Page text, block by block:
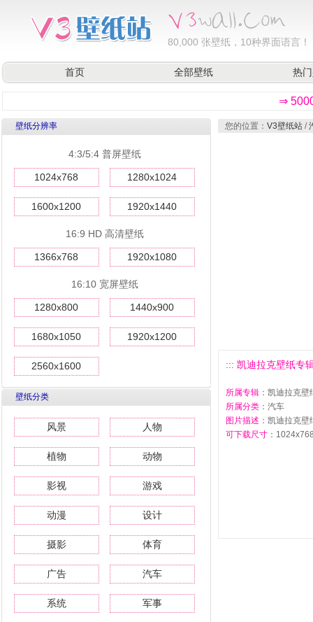
80,000 张壁纸，10种界面语言！
首页 全部壁纸 热
⇒
壁纸分辨率
4:3/5:4 普屏壁纸
1024x768 1280x1024
1600x1200 1920x1440
16:9 HD 高清壁纸
1366x768 1920x1080
16:10 宽屏壁纸
1280x800 1440x900
1680x1050 1920x1200
2560x1600
壁纸分类
风景 人物
植物 动物
影视 游戏
动漫 设计
摄影 体育
广告 汽车
系统 军事
您的位置： V3壁纸站 /
::: 凯迪拉克壁纸专
所属专辑 ：凯迪拉克
所属分类 ：汽车
图片描述 ：凯迪拉克
可下载尺寸 ：